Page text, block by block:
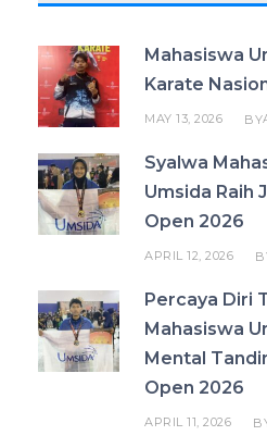
Mahasiswa
Karate
MAY 13, 2026 BY
Syalwa
Umsida Raih
Open 2026
APRIL 12, 2026
Percaya Diri
Mahasiswa
Mental
Open 2026
APRIL 11, 2026